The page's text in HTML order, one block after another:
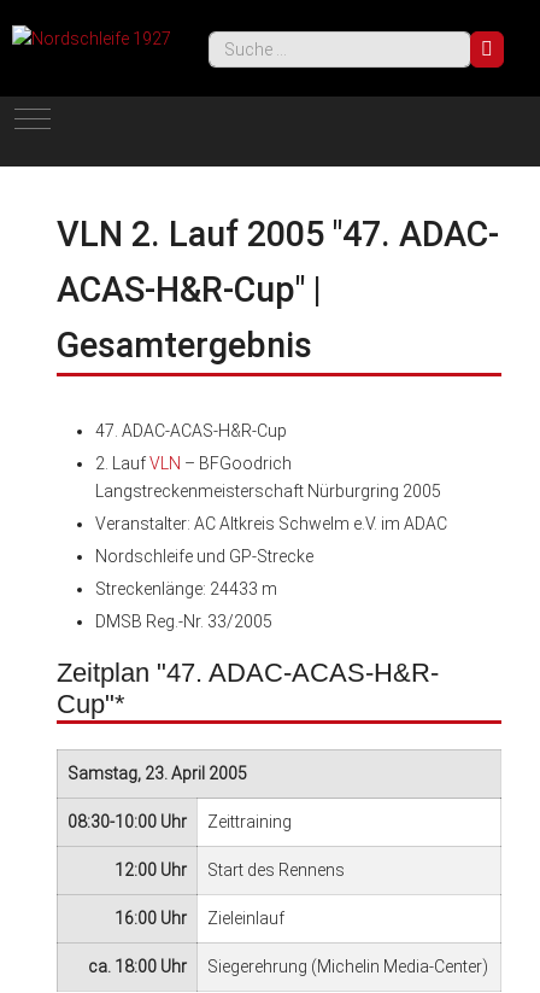
Mobile Menu Toggle
VLN 2. Lauf 2005 "47. ADAC-
ACAS-H&R-Cup" |
Gesamtergebnis
47. ADAC-ACAS-H&R-Cup
2. LaufVLN – BFGoodrich
Langstreckenmeisterschaft Nürburgring 2005
Veranstalter: AC Altkreis Schwelm e.V. im ADAC
Nordschleife und GP-Strecke
Streckenlänge: 24433 m
DMSB Reg.-Nr. 33/2005
Zeitplan "47. ADAC-ACAS-H&R-
Cup"*
Samstag, 23. April 2005
08:30-10:00 Uhr Zeittraining
12:00 Uhr Start des Rennens
16:00 Uhr Zieleinlauf
ca. 18:00 Uhr Siegerehrung (Michelin Media-Center)